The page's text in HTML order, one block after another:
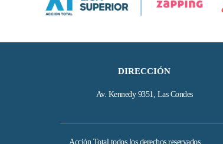
DIRECCIÓN
Av. Kennedy 9351, Las Condes
Acción Total todos los derechos reservados.